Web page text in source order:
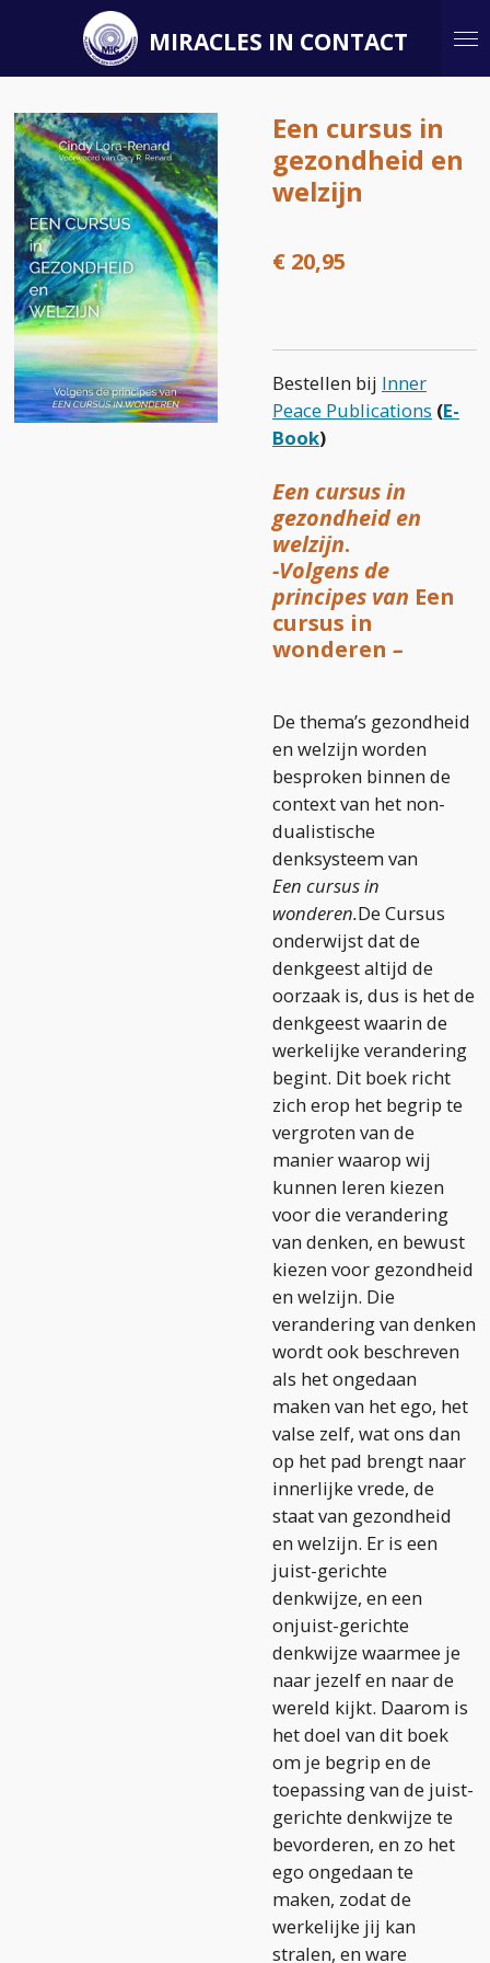
naar
hoofdinhoud
MIRACLES IN CONTACT
Een cursus in
gezondheid en
welzijn
€ 20,95
Bestellen bij Inner
Peace Publications (E-
Book)
Een cursus in
gezondheid en
welzijn.
-Volgens de
principes van Een
cursus in
wonderen –
De thema’s gezondheid
en welzijn worden
besproken binnen de
context van het non-
dualistische
denksysteem van
Een cursus in
wonderen.De Cursus
onderwijst dat de
denkgeest altijd de
oorzaak is, dus is het de
denkgeest waarin de
werkelijke verandering
begint. Dit boek richt
zich erop het begrip te
vergroten van de
manier waarop wij
kunnen leren kiezen
voor die verandering
van denken, en bewust
kiezen voor gezondheid
en welzijn. Die
verandering van denken
wordt ook beschreven
als het ongedaan
maken van het ego, het
valse zelf, wat ons dan
op het pad brengt naar
innerlijke vrede, de
staat van gezondheid
en welzijn. Er is een
juist-gerichte
denkwijze, en een
onjuist-gerichte
denkwijze waarmee je
naar jezelf en naar de
wereld kijkt. Daarom is
het doel van dit boek
om je begrip en de
toepassing van de juist-
gerichte denkwijze te
bevorderen, en zo het
ego ongedaan te
maken, zodat de
werkelijke jij kan
stralen, en ware